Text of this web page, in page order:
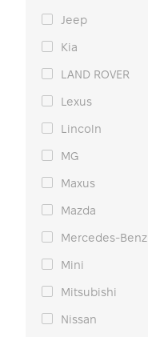
Jeep
Kia
LAND ROVER
Lexus
Lincoln
MG
Maxus
Mazda
Mercedes-Benz
Mini
Mitsubishi
Nissan